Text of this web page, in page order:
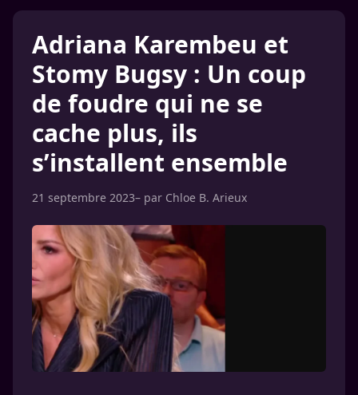
Adriana Karembeu et
Stomy Bugsy : Un coup
de foudre qui ne se
cache plus, ils
s’installent ensemble
21 septembre 2023– par Chloe B. Arieux